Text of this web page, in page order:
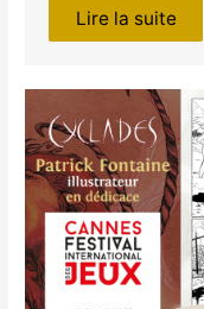
Lire la suite